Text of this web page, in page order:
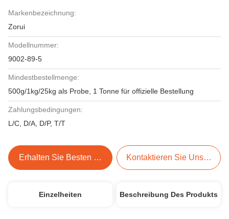
Markenbezeichnung:
Zorui
Modellnummer:
9002-89-5
Mindestbestellmenge:
500g/1kg/25kg als Probe, 1 Tonne für offizielle Bestellung
Zahlungsbedingungen:
L/C, D/A, D/P, T/T
Erhalten Sie Besten Preis Kontaktieren Sie Uns Jetzt
Einzelheiten Beschreibung Des Produkts